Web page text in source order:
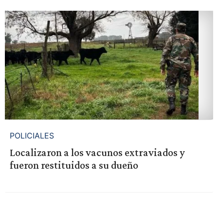
POLICIALES
Localizaron a los vacunos extraviados y
fueron restituidos a su dueño